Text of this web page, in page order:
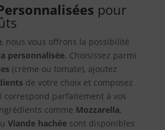
pour
, nous vous offrons la possibilité
personnalisée. Choisissez parmi
(crème ou tomate), ajoutez
de votre choix et composez
correspond parfaitement à vos
comme Mozzarella,
Viande hachéesont disponibles